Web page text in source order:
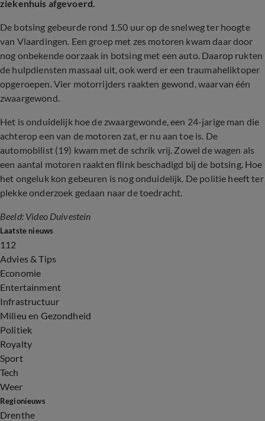
ziekenhuis afgevoerd.
De botsing gebeurde rond 1.50 uur op de snelweg ter hoogte
van Vlaardingen. Een groep met zes motoren kwam daar door
nog onbekende oorzaak in botsing met een auto. Daarop rukten
de hulpdiensten massaal uit, ook werd er een traumaheliktoper
opgeroepen. Vier motorrijders raakten gewond, waarvan één
zwaargewond.
Het is onduidelijk hoe de zwaargewonde, een 24-jarige man die
achterop een van de motoren zat, er nu aan toe is. De
automobilist (19) kwam met de schrik vrij. Zowel de wagen als
een aantal motoren raakten flink beschadigd bij de botsing. Hoe
het ongeluk kon gebeuren is nog onduidelijk. De politie heeft ter
plekke onderzoek gedaan naar de toedracht.
Beeld: Video Duivestein
Laatste nieuws
112
Advies & Tips
Economie
Entertainment
Infrastructuur
Milieu en Gezondheid
Politiek
Royalty
Sport
Tech
Weer
Regionieuws
Drenthe